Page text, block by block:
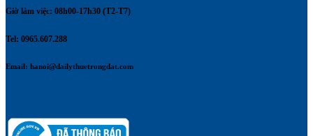
Giờ làm việc: 08h00-17h30 (T2-T7)
Tel: 0965.607.288
Email: hanoi@dailythuetrongdat.com